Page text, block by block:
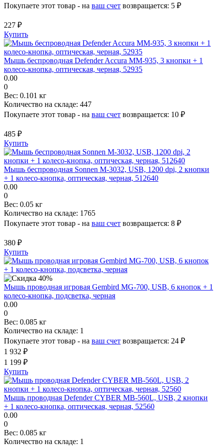
Покупаете этот товар - на ваш счет возвращается: 5 ₽
227 ₽
Купить
Мышь беспроводная Defender Accura MM-935, 3 кнопки + 1
колесо-кнопка, оптическая, черная, 52935
0.00
0
Вес: 0.101 кг
Количество на складе: 447
Покупаете этот товар - на ваш счет возвращается: 10 ₽
485 ₽
Купить
Мышь беспроводная Sonnen M-3032, USB, 1200 dpi, 2 кнопки
+ 1 колесо-кнопка, оптическая, черная, 512640
0.00
0
Вес: 0.05 кг
Количество на складе: 1765
Покупаете этот товар - на ваш счет возвращается: 8 ₽
380 ₽
Купить
Мышь проводная игровая Gembird MG-700, USB, 6 кнопок + 1
колесо-кнопка, подсветка, черная
0.00
0
Вес: 0.085 кг
Количество на складе: 1
Покупаете этот товар - на ваш счет возвращается: 24 ₽
1 932 ₽
1 199 ₽
Купить
Мышь проводная Defender CYBER MB-560L, USB, 2 кнопки
+ 1 колесо-кнопка, оптическая, черная, 52560
0.00
0
Вес: 0.085 кг
Количество на складе: 1